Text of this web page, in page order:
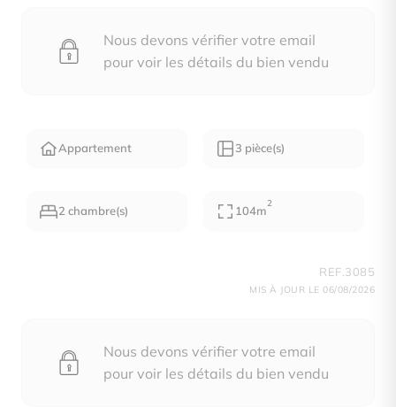
Nous devons vérifier votre email
pour voir les détails du bien vendu
Appartement 3 pièce(s)
2 chambre(s) 104m
2
REF.3085
MIS À JOUR LE 06/08/2026
Nous devons vérifier votre email
pour voir les détails du bien vendu